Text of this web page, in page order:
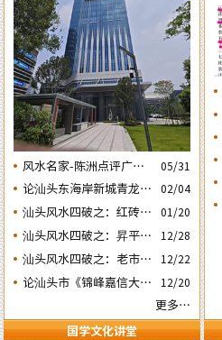
风水名家-陈洲点评广州
广交会芭洲交易中心大楼
的风水态势
05/31
论汕头东海岸新城青龙白
虎砂和明堂案山的风水态
势
02/04
汕头风水四破之：红砖楼
被拆除破坏了乌桥岛龟地
风水格局
01/20
汕头风水四破之：昇平路
骑楼拆毁破坏了蜘蛛网的
风水局
12/28
汕头风水四破之：老市政
府楼反向改造破坏了水局
风水。
12/22
论汕头市《锦峰嘉信大
与风水态势的关系
12/20
更多…
国学文化讲堂